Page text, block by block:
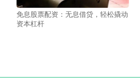
免息股票配资：无息借贷，轻松撬动
资本杠杆